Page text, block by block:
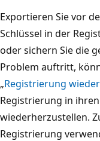
Exportieren Sie vor
Schlüssel in der
oder sichern Sie die
Problem auftritt,
„Registrierung
Registrierung in
wiederherzustellen.
Registrierung